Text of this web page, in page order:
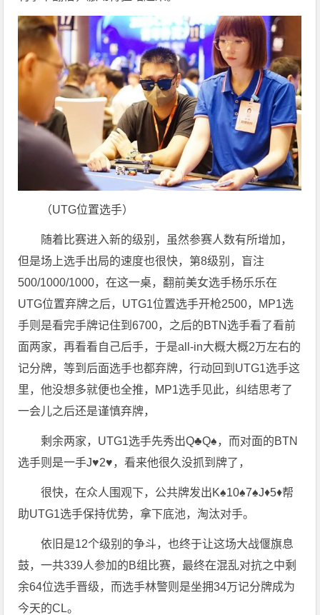
（UTG位置选手）
随着比赛进入新的级别，虽然参赛人数有所增加，
但是场上选手出局的速度也很快，第8级别，盲注
500/1000/1000，在这一桌，翻前美女选手杨乐乐在
UTG位置弃牌之后，UTG1位置选手开枪2500，MP1选
手则是看完手牌记住到6700，之后的BTN选手看了看前
面两家，再看看自己后手，于是all-in大概大概2万左右的
记分牌，等到后面选手也都弃牌，行动回到UTG1选手这
里，他没想多就便也全推，MP1选手见此，纠结思考了
一会儿之后还是谨慎弃牌，
剩余两家，UTG1选手先秀出Q♣️Q♠️，而对面的BTN
选手则是一手J♥️2♥️，看来他很久没抓到牌了，
很快，在众人围观下，公共牌发出K♠️10♠️7♠️J♦️5♦️帮
助UTG1选手保持优势，拿下底池，淘汰对手。
依旧是12个级别的争斗，也终于让这场大战偃旗息
鼓，一共339人参加的B组比赛，最终在混乱对抗之中剩
余64位选手晋级，而选手林警则是坐拥34万记分牌成为
今天的CL。